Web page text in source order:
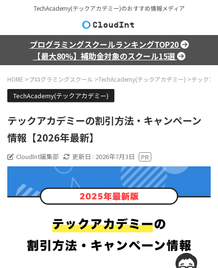
TechAcademy(テックアカデミー)のおすすめ情報メディア
プログラミングスクールランキングTOP20
【最大80%】補助金対象のスクール15選
HOME >プログラミングスクール >TechAcademy(テックアカデミー) >テックア
TechAcademy(テックアカデミー)
テックアカデミーの割引方法・キャンペーン
情報【2026年最新】
CloudInt編集部 更新日 : 2026年7月3日